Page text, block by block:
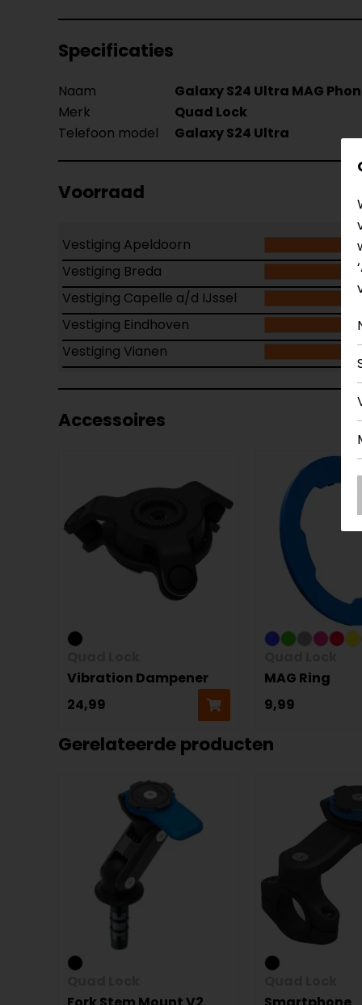
Specificaties
Naam
Galaxy S24 Ultra MAG
Merk
Quad Lock
Telefoon model
Galaxy S24 Ultra
Voorraad
Vestiging Apeldoorn
Vestiging Breda
Vestiging Capelle a/d IJssel
Vestiging Eindhoven
Vestiging Vianen
Accessoires
Vibration Dampener
24,99
MAG Ring
9,99
Gerelateerde producten